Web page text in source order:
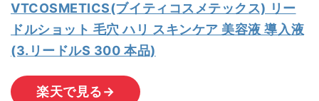
VTCOSMETICS(ブイティコスメテックス) リー
ドルショット 毛穴 ハリ スキンケア 美容液 導入液
(3.リードルS 300 本品)
楽天で見る→